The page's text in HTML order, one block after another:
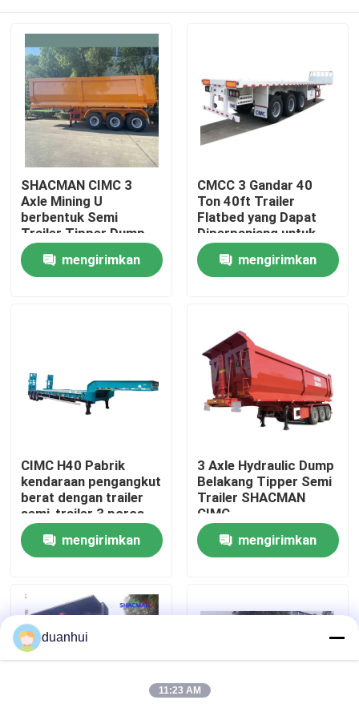
Rumah
Tur Pabrik
Hubungi Kami
Berita
Permintaan Penawaran
Truk Dump Berat
SHACMAN CIMC 3
Axle Mining U
berbentuk Semi
Trailer Tipper Dump
Truck
mengirimkan
CMCC 3 Gandar 40
Ton 40ft Trailer
Flatbed yang Dapat
Diperpanjang untuk
Dijual
mengirimkan
CIMC H40 Pabrik
kendaraan pengangkut
berat dengan trailer
semi-trailer 3 poros
rendah
mengirimkan
3 Axle Hydraulic Dump
Belakang Tipper Semi
Trailer SHACMAN
CIMC
mengirimkan
duanhui
11:23 AM